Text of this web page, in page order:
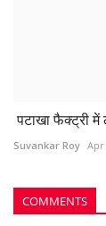
पटाखा फैक्ट्री
Suvankar Roy Apr
COMMENTS